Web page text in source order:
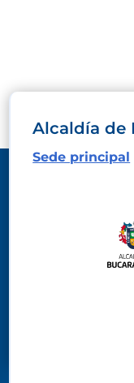
Alcaldía de
Sede principal